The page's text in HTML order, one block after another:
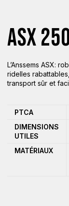
ASX
L’Anssems ASX:
ridelles
transport sûr et
PTCA
DIMENSIONS
UTILES
MATÉRIAUX